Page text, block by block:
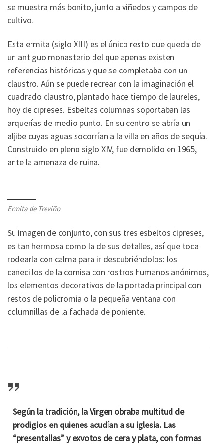
se muestra más bonito, junto a viñedos y campos de
cultivo.
Esta ermita (siglo XIII) es el único resto que queda de
un antiguo monasterio del que apenas existen
referencias históricas y que se completaba con un
claustro. Aún se puede recrear con la imaginación el
cuadrado claustro, plantado hace tiempo de laureles,
hoy de cipreses. Esbeltas columnas soportaban las
arquerías de medio punto. En su centro se abría un
aljibe cuyas aguas socorrían a la villa en años de sequía.
Construido en pleno siglo XIV, fue demolido en 1965,
ante la amenaza de ruina.
Ermita de Treviño
Su imagen de conjunto, con sus tres esbeltos cipreses,
es tan hermosa como la de sus detalles, así que toca
rodearla con calma para ir descubriéndolos: los
canecillos de la cornisa con rostros humanos anónimos,
los elementos decorativos de la portada principal con
restos de policromía o la pequeña ventana con
columnillas de la fachada de poniente.
Según la tradición, la Virgen obraba multitud de
prodigios en quienes acudían a su iglesia. Las
“presentallas” y exvotos de cera y plata, con formas